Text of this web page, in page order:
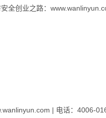
全创业之路：
| 电话：4006-